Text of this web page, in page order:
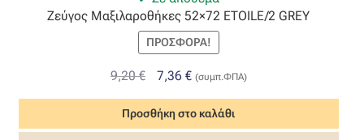
ΠΙΣΤΟΠΟΙΗΣΕΙΣ ΧΑΛΙΩΝ COLORE COLORI
Ζεύγος Μαξιλαροθήκες 52×72 ETOILE/2 GREY
ΠΡΟΣΦΟΡΆ!
9,20€
Original
price
was:
9,20 €.
7,36 €Η
τρέχουσα
τιμή
είναι:
(συμπ.ΦΠΑ)
Προσθήκη στο καλάθι